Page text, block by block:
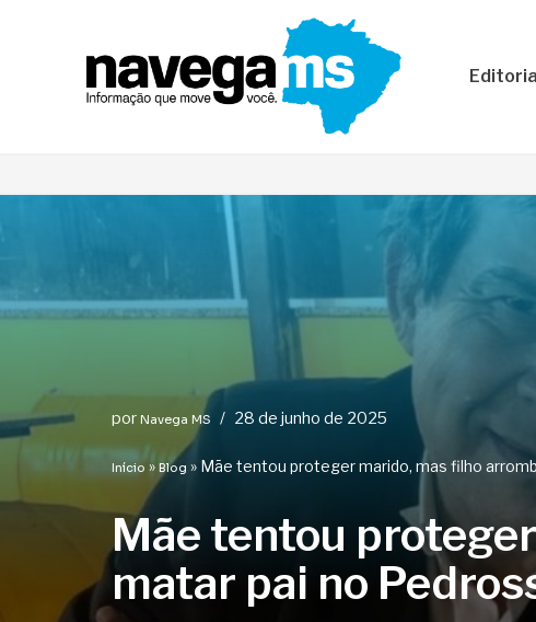
por Navega MS 28 de junho de 2025
Início» Blog » Mãe tentou proteger marido, mas filho
Mãe tentou
matar pai no